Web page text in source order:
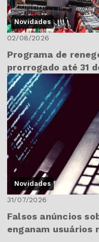
Novidades
02/08/2026
Programa de
prorrogado até 31
Novidades
31/07/2026
Falsos anúncios
enganam usuários